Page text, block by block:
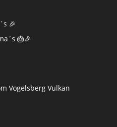
🎉
🎂🎉
Vogelsberg Vulkan